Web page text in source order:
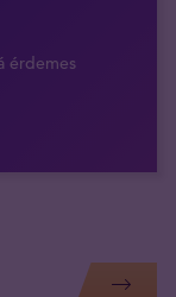
érdemes